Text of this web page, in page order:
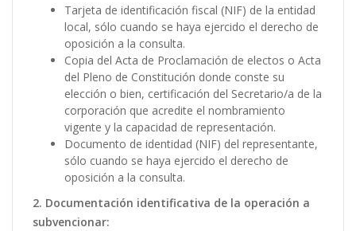
Tarjeta de identificación fiscal (NIF) de la entidad
local, sólo cuando se haya ejercido el derecho de
oposición a la consulta.
Copia del Acta de Proclamación de electos o Acta
del Pleno de Constitución donde conste su
elección o bien, certificación del Secretario/a de la
corporación que acredite el nombramiento
vigente y la capacidad de representación.
Documento de identidad (NIF) del representante,
sólo cuando se haya ejercido el derecho de
oposición a la consulta.
2. Documentación identificativa de la operación a
subvencionar: